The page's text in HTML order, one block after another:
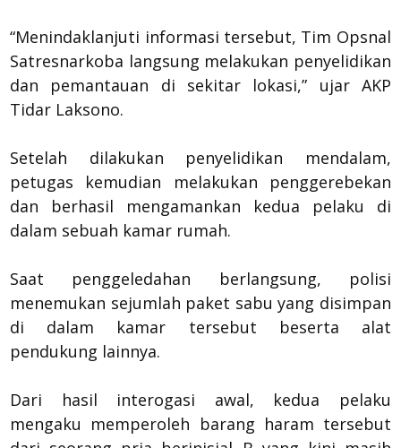
“Menindaklanjuti informasi tersebut, Tim Opsnal
Satresnarkoba langsung melakukan penyelidikan
dan pemantauan di sekitar lokasi,” ujar AKP
Tidar Laksono.
Setelah dilakukan penyelidikan mendalam,
petugas kemudian melakukan penggerebekan
dan berhasil mengamankan kedua pelaku di
dalam sebuah kamar rumah.
Saat penggeledahan berlangsung, polisi
menemukan sejumlah paket sabu yang disimpan
di dalam kamar tersebut beserta alat
pendukung lainnya.
Dari hasil interogasi awal, kedua pelaku
mengaku memperoleh barang haram tersebut